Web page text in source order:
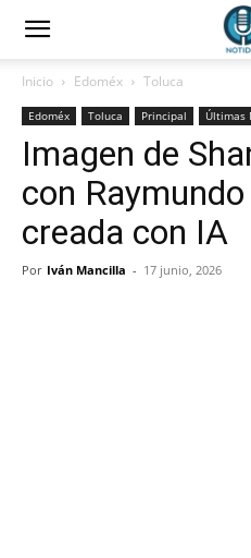
Inicio Edoméx Toluca
Edoméx Toluca Principal Últimas
Imagen de
con
creada con IA
Por Iván Mancilla - 17 junio, 2026